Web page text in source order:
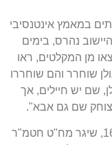
במאמץ אינטנסיבי
נהרס, בימים
מן המקלטים, ראו
שוחרר והם שוחררו
, שם יש חיילים, אך
שם גם אבא".
שיגר מח"ט חטמ"ר